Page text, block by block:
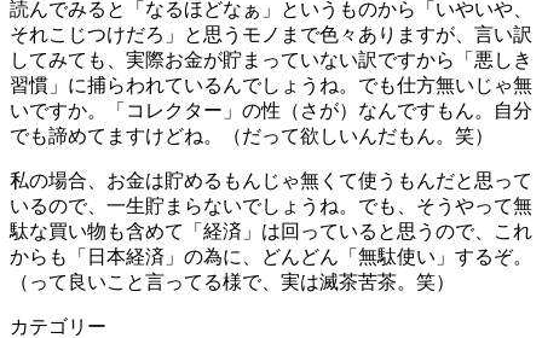
読んでみると「なるほどなぁ」というものから「いやいや、
それこじつけだろ」と思うモノまで色々ありますが、言い訳
してみても、実際お金が貯まっていない訳ですから「悪しき
習慣」に捕らわれているんでしょうね。でも仕方無いじゃ無
いですか。「コレクター」の性（さが）なんですもん。自分
でも諦めてますけどね。（だって欲しいんだもん。笑）
私の場合、お金は貯めるもんじゃ無くて使うもんだと思って
いるので、一生貯まらないでしょうね。でも、そうやって無
駄な買い物も含めて「経済」は回っていると思うので、これ
からも「日本経済」の為に、どんどん「無駄使い」するぞ。
（って良いこと言ってる様で、実は滅茶苦茶。笑）
カテゴリー